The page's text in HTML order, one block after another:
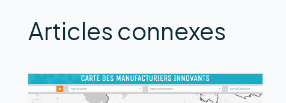
Articles connexes